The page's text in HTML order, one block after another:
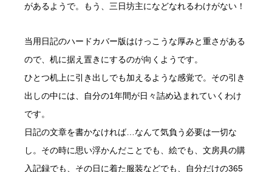
があるようで。もう、三日坊主になどなれるわけがない！
当用日記のハードカバー版はけっこうな厚みと重さがある
ので、机に据え置きにするのが向くようです。
ひとつ机上に引き出しでも加えるような感覚で。その引き
出しの中には、自分の1年間が日々詰め込まれていくわけ
です。
日記の文章を書かなければ…なんて気負う必要は一切な
し。その時に思い浮かんだことでも、絵でも、文房具の購
入記録でも、その日に着た服装などでも、自分だけの365